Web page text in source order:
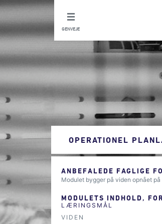
GENVEJE
OPERATIONEL
ANBEFALEDE FAGLIGE
Modulet bygger på viden opnået på
MODULETS INDHOLD,
LÆRINGSMÅL
VIDEN